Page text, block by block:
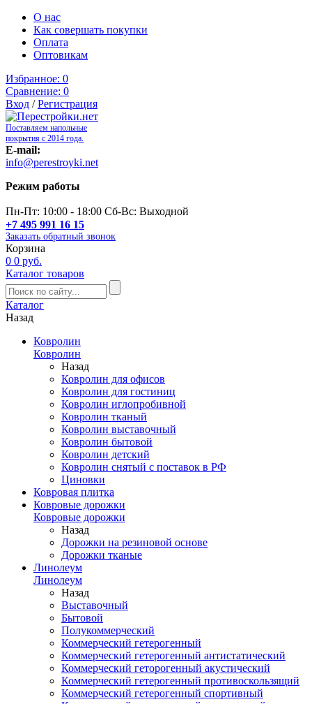
О нас
Как совершать покупки
Оплата
Оптовикам
Избранное: 0
Сравнение: 0
Вход /Регистрация
Поставляем напольные
покрытия с 2014 года.
E-mail:
info@perestroyki.net
Режим работы
Пн-Пт: 10:00 - 18:00 Сб-Вс: Выходной
+7 495 991 16 15
Заказать обратный звонок
Корзина
0 0 руб.
Каталог товаров
Каталог
Назад
Ковролин
Ковролин
Назад
Ковролин для офисов
Ковролин для гостиниц
Ковролин иглопробивной
Ковролин тканый
Ковролин выставочный
Ковролин бытовой
Ковролин детский
Ковролин снятый с поставок в РФ
Циновки
Ковровая плитка
Ковровые дорожки
Ковровые дорожки
Назад
Дорожки на резиновой основе
Дорожки тканые
Линолеум
Линолеум
Назад
Выставочный
Бытовой
Полукоммерческий
Коммерческий гетерогенный
Коммерческий гетерогенный антистатический
Коммерческий геторогенный акустический
Коммерческий гетерогенный противоскользящий
Коммерческий гетерогенный спортивный